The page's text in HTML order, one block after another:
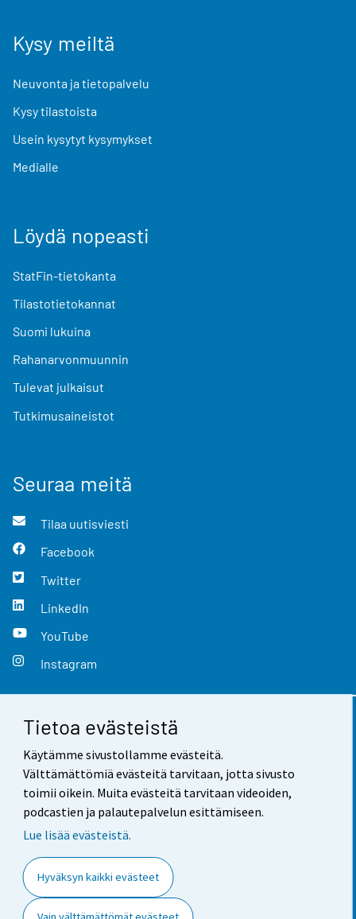
Tietoa evästeistä
Käytämme sivustollamme evästeitä.
Välttämättömiä evästeitä tarvitaan, jotta sivusto
toimii oikein. Muita evästeitä tarvitaan videoiden,
podcastien ja palautepalvelun esittämiseen.
Lue lisää evästeistä.
Hyväksyn kaikki evästeet
Kysy meiltä
Neuvonta ja tietopalvelu
Kysy tilastoista
Usein kysytyt kysymykset
Medialle
Löydä nopeasti
StatFin-tietokanta
Tilastotietokannat
Suomi lukuina
Rahanarvonmuunnin
Tulevat julkaisut
Tutkimusaineistot
Seuraa meitä
Tilaa uutisviesti
Facebook
Twitter
LinkedIn
YouTube
Instagram
Yhteystiedot
Palaute
Käyttöehdot
Saavutettavuus
Tietoa sivustosta